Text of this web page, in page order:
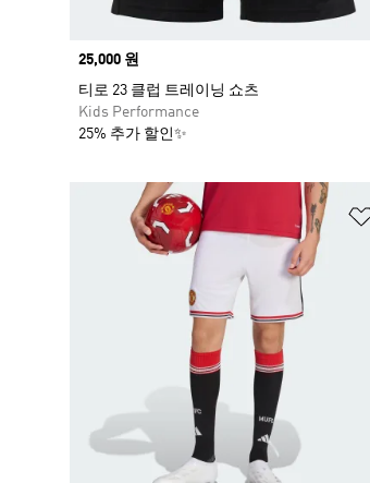
Price
25,000 원
티로 23 클럽 트레이닝 쇼츠
Kids Performance
25% 추가 할인✨